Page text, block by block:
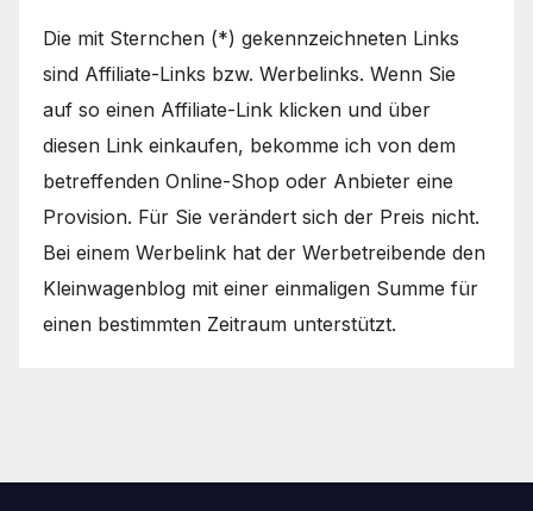
Die mit Sternchen (*) gekennzeichneten Links
sind Affiliate-Links bzw. Werbelinks. Wenn Sie
auf so einen Affiliate-Link klicken und über
diesen Link einkaufen, bekomme ich von dem
betreffenden Online-Shop oder Anbieter eine
Provision. Für Sie verändert sich der Preis nicht.
Bei einem Werbelink hat der Werbetreibende den
Kleinwagenblog mit einer einmaligen Summe für
einen bestimmten Zeitraum unterstützt.